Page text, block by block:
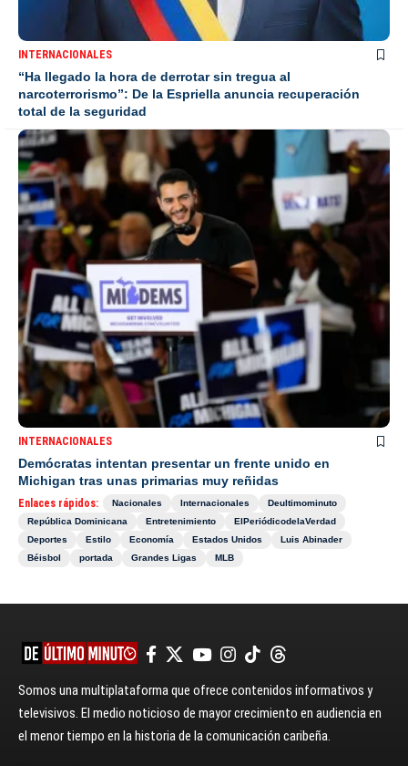
INTERNACIONALES
“Ha llegado la hora de derrotar sin tregua al
narcoterrorismo”: De la Espriella anuncia recuperación
total de la seguridad
INTERNACIONALES
Demócratas intentan presentar un frente unido en
Michigan tras unas primarias muy reñidas
Enlaces rápidos: Nacionales Internacionales
Deultimominuto
República Dominicana
Entretenimiento
ElPeriódicodelaVerdad
Deportes
Estilo Economía Estados Unidos
Luis Abinader
Béisbol
portada Grandes Ligas MLB
Somos una multiplataforma que ofrece contenidos informativos y
televisivos. El medio noticioso de mayor crecimiento en audiencia en
el menor tiempo en la historia de la comunicación caribeña.